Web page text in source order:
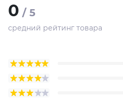
0 / 5
средний рейтинг товара